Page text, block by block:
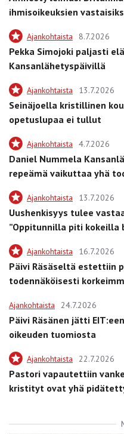
ihmisoikeuksien
Ajankohtaista 8.7.2026
Pekka Simojoki paljasti
Kansanlähetyspäivillä
Ajankohtaista 13.7.2026
Seinäjoella kristillinen
opetuslupaa ei tullut
Ajankohtaista 4.7.2026
Daniel Nummela
repeämä vaikuttaa yhä
Ajankohtaista 13.7.2026
Uushenkisyys tulee
”Oppitunnilla piti
Ajankohtaista 16.7.2026
Päivi Räsäseltä estettiin
todennäköisesti
Ajankohtaista 24.7.2026
Päivi Räsänen jätti
oikeuden tuomiosta
Ajankohtaista 22.7.2026
Pastori vapautettiin
kristityt ovat yhä